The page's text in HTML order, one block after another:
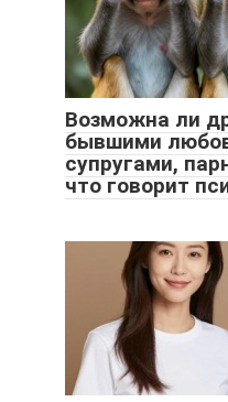
Возможна ли
бывшими
супругами,
что говорит